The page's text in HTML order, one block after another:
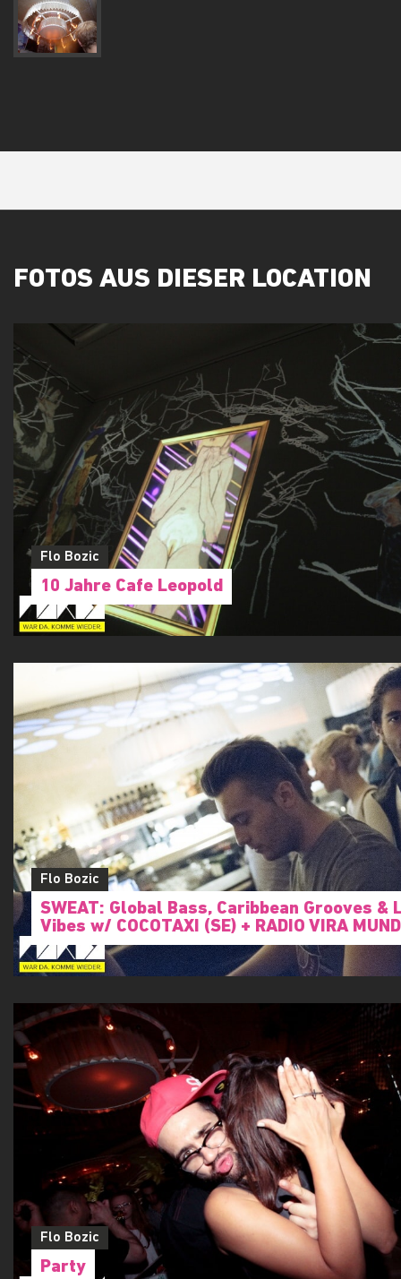
FOTOS AUS DIESER LOCATION
Flo Bozic
10 Jahre Cafe Leopold
Flo Bozic
SWEAT: Global Bass, Caribbean Grooves &
Vibes w/ COCOTAXI (SE) + RADIO VIRA
Flo Bozic
Party